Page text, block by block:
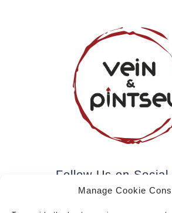
Manage Cookie
Follow Us on Social